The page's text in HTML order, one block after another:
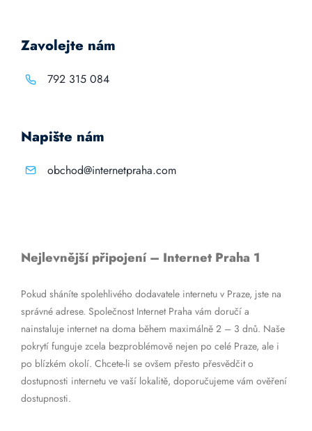
Zavolejte nám
792 315 084
Napište nám
obchod@internetpraha.com
Nejlevnější připojení – Internet Praha 1
Pokud sháníte spolehlivého dodavatele internetu v Praze, jste na
správné adrese. Společnost Internet Praha vám doručí a
nainstaluje internet na doma během maximálně 2 – 3 dnů. Naše
pokrytí funguje zcela bezproblémově nejen po celé Praze, ale i
po blízkém okolí. Chcete-li se ovšem přesto přesvědčit o
dostupnosti internetu ve vaší lokalitě, doporučujeme vám ověření
dostupnosti.